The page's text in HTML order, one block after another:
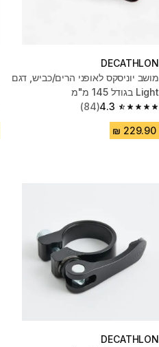
DECATHLON
מושב יוניסקס לאופני הרים/כביש, דגם
Light בגודל 145 מ"מ
4.3
4.3 out of 5 stars from 84 reviews
(84)
DECATHLON